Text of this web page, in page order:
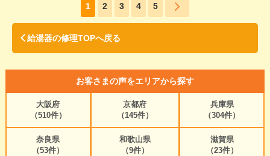
1 2 3 4 5
給湯器の修理TOPへ戻る
お客さまの声をエリアから探す
大阪府
（510件）
京都府
（145件）
兵庫県
（304件）
奈良県
（53件）
和歌山県
（9件）
滋賀県
（23件）